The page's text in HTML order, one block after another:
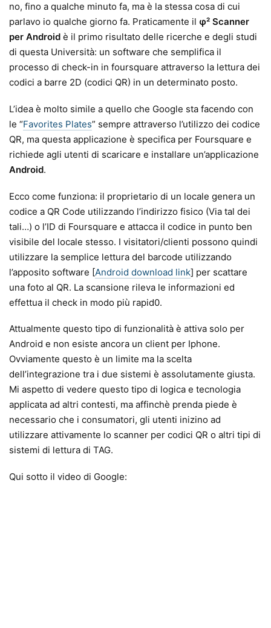
no, fino a qualche minuto fa, ma è la stessa cosa di cui
parlavo io qualche giorno fa. Praticamente il φ² Scanner
per Android è il primo risultato delle ricerche e degli studi
di questa Università: un software che semplifica il
processo di check-in in foursquare attraverso la lettura dei
codici a barre 2D (codici QR) in un determinato posto.
L’idea è molto simile a quello che Google sta facendo con
le “Favorites Plates” sempre attraverso l’utilizzo dei codice
QR, ma questa applicazione è specifica per Foursquare e
richiede agli utenti di scaricare e installare un’applicazione
Android.
Ecco come funziona: il proprietario di un locale genera un
codice a QR Code utilizzando l’indirizzo fisico (Via tal dei
tali…) o l’ID di Foursquare e attacca il codice in punto ben
visibile del locale stesso. I visitatori/clienti possono quindi
utilizzare la semplice lettura del barcode utilizzando
l’apposito software [Android download link] per scattare
una foto al QR. La scansione rileva le informazioni ed
effettua il check in modo più rapid0.
Attualmente questo tipo di funzionalità è attiva solo per
Android e non esiste ancora un client per Iphone.
Ovviamente questo è un limite ma la scelta
dell’integrazione tra i due sistemi è assolutamente giusta.
Mi aspetto di vedere questo tipo di logica e tecnologia
applicata ad altri contesti, ma affinchè prenda piede è
necessario che i consumatori, gli utenti inizino ad
utilizzare attivamente lo scanner per codici QR o altri tipi di
sistemi di lettura di TAG.
Qui sotto il video di Google: